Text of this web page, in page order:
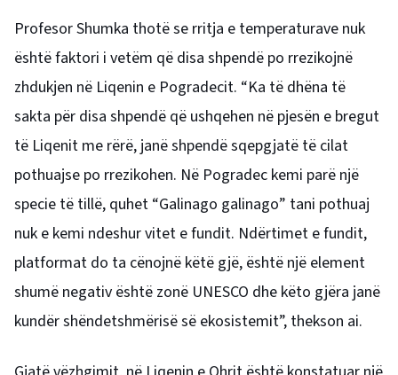
Profesor Shumka thotë se rritja e temperaturave nuk
është faktori i vetëm që disa shpendë po rrezikojnë
zhdukjen në Liqenin e Pogradecit. “Ka të dhëna të
sakta për disa shpendë që ushqehen në pjesën e bregut
të Liqenit me rërë, janë shpendë sqepgjatë të cilat
pothuajse po rrezikohen. Në Pogradec kemi parë një
specie të tillë, quhet “Galinago galinago” tani pothuaj
nuk e kemi ndeshur vitet e fundit. Ndërtimet e fundit,
platformat do ta cënojnë këtë gjë, është një element
shumë negativ është zonë UNESCO dhe këto gjëra janë
kundër shëndetshmërisë së ekosistemit”, thekson ai.